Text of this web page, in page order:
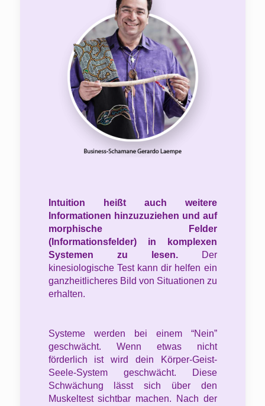
Intuition heißt auch weitere
Informationen hinzuzuziehen und auf
morphische Felder
(Informationsfelder) in komplexen
Systemen zu lesen.Der
kinesiologische Test kann dir helfen ein
ganzheitlicheres Bild von Situationen zu
erhalten.
Systeme werden bei einem “Nein”
geschwächt. Wenn etwas nicht
förderlich ist wird dein Körper-Geist-
Seele-System geschwächt. Diese
Schwächung lässt sich über den
Muskeltest sichtbar machen. Nach der